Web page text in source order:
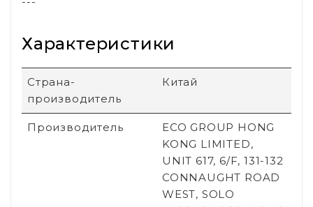
Характеристики
Страна-
производитель
Китай
Производитель
ECO GROUP HONG
KONG LIMITED,
UNIT 617, 6/F, 131-132
CONNAUGHT ROAD
WEST, SOLO